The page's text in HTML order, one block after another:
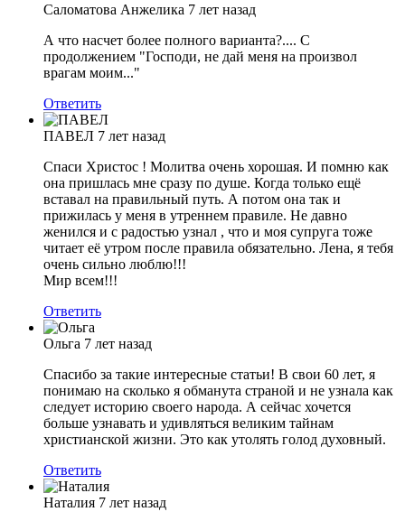
Саломатова Анжелика 7 лет назад
А что насчет более полного варианта?.... С
продолжением "Господи, не дай меня на произвол
врагам моим..."
Ответить
ПАВЕЛ 7 лет назад
Спаси Христос ! Молитва очень хорошая. И помню как
она пришлась мне сразу по душе. Когда только ещё
вставал на правильный путь. А потом она так и
прижилась у меня в утреннем правиле. Не давно
женился и с радостью узнал , что и моя супруга тоже
читает её утром после правила обязательно. Лена, я тебя
очень сильно люблю!!!
Мир всем!!!
Ответить
Ольга 7 лет назад
Спасибо за такие интересные статьи! В свои 60 лет, я
понимаю на сколько я обманута страной и не узнала как
следует историю своего народа. А сейчас хочется
больше узнавать и удивляться великим тайнам
христианской жизни. Это как утолять голод духовный.
Ответить
Наталия 7 лет назад